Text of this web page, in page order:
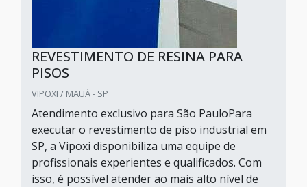
REVESTIMENTO DE RESINA PARA
PISOS
VIPOXI / MAUÁ - SP
Atendimento exclusivo para São PauloPara
executar o revestimento de piso industrial em
SP, a Vipoxi disponibiliza uma equipe de
profissionais experientes e qualificados. Com
isso, é possível atender ao mais alto nível de